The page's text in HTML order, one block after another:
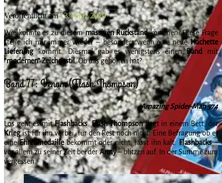
Veröffentlicht am13. März 2020
Wie konnte es zu diesemmassiven Rückstandkommen? Diese Frage
stelle ich mir immer wieder – besonders wenn eine neueHachette
Lieferungkommt. Diesmal gab es wenigstens einenBandmit
“modernen”Zeichenstil. Ob das geholfen hat?
Band 77: Venom (Flash Thompson)
Amazing Spider-Man 574
Los geht es mitFlashbacks.Flash Thompsonliegt in einem Bett, der
Kriegist für ihn vorbei, für den Rest noch nicht. Eine Befragung ob er
eineEhrenmedaillebekommt oder nicht, lässt ihn kalt. Flashbacks–
vor allem zu seiner Zeit bei derArmy– blitzen auf. In der Summe zum
vergessen.